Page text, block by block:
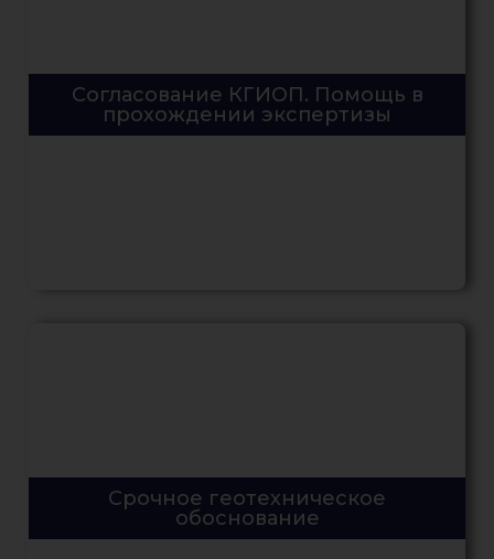
Согласование КГИОП. Помощь в
прохождении экспертизы
Срочное геотехническое
обоснование